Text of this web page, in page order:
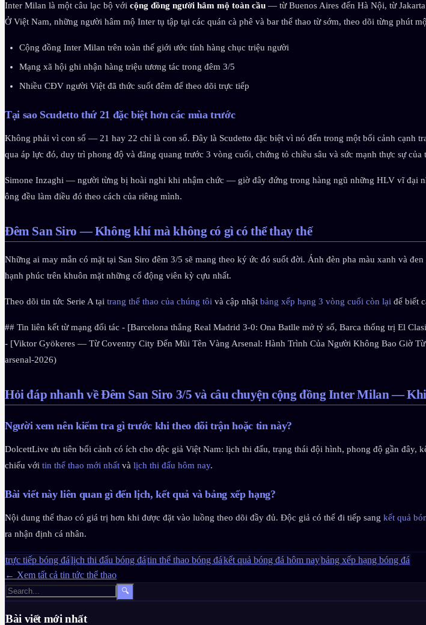
Inter Milan là một câu lạc bộ với cộng đồng người hâm mộ toàn cầu — từ Buenos Aires đến Hà Nội, từ
Ở Việt Nam, những người hâm mộ Inter tụ tập tại các quán cà phê và bar thể thao từ sớm, theo dõi từng phút
Cộng đồng Inter Milan trên toàn thế giới ước tính hàng chục triệu người
Mạng xã hội ghi nhận hàng triệu tương tác trong đêm 3/5
Nhiều CĐV người Việt đã thức suốt đêm để theo dõi trực tiếp
Tại sao Scudetto thứ 21 đặc biệt hơn các mùa trước
Không phải vì con số — 21 hay 22 chỉ là con số. Đây là Scudetto đặc biệt vì nó đến trong một bối cảnh
qua áp lực đó, duy trì phong độ và đăng quang trước 3 vòng cuối, chứng tỏ chiều sâu và sức mạnh thực sự của
Simone Inzaghi — người từng bị hoài nghi khi nhậm chức — giờ đây đứng trong hàng ngũ những HLV vĩ đại
ông đều làm điều đó theo cách của riêng mình.
Đêm San Siro — Không khí mà không có gì có thể thay thế
Những ai may mắn có mặt tại San Siro đêm 3/5 sẽ mang theo ký ức đó suốt đời. Ánh đèn pha màu xanh và
hạnh phúc trên khuôn mặt những cổ động viên kỳ cựu nhất.
Theo dõi tin tức Serie A tại trang thể thao của chúng tôi và cập nhật bảng xếp hạng 3 vòng cuối còn lại để biết
## Tin liên kết từ mạng đối tác - [Barcelona thắng Real Madrid 3-0: Ona Batlle mở tỷ số, Barca thống trị El
- [Viktor Gyökeres — Từ Coventry City Đến Mũi Tên Vàng Arsenal: Hành Trình Của Người Không Bao Giờ
arsenal-2026)
Hỏi đáp nhanh về Đêm San Siro 3/5 và câu chuyện cộng đồng Inter Milan —
Người xem nên kiểm tra gì trước khi theo dõi trận hoặc tin này?
DolcettLive ưu tiên bối cảnh có ích cho độc giả Việt Nam: lịch thi đấu, trạng thái đội hình, phong độ gần đây,
chiếu với tin thể thao mới nhất và lịch thi đấu hôm nay.
Bài viết này liên quan gì đến lịch, kết quả và bảng xếp hạng?
Nội dung thể thao có giá trị hơn khi được đặt vào luồng theo dõi đầy đủ. Độc giả có thể đi tiếp sang kết quả
ra nhận định cá nhân.
trực tiếp bóng đálịch thi đấu bóng đátin thể thao bóng đákết quả bóng đá hôm naybảng xếp hạng bóng đá
← Xem tất cả tin tức thể thao
🔍
Bài viết mới nhất